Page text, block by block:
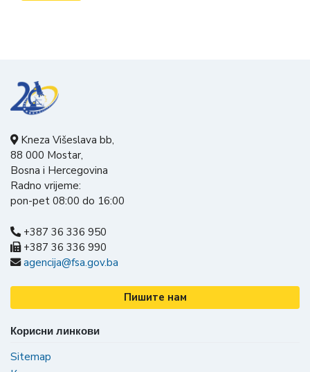
Kneza Višeslava bb,
88 000 Mostar,
Bosna i Hercegovina
Radno vrijeme:
pon-pet 08:00 do 16:00
+387 36 336 950
+387 36 336 990
agencija@fsa.gov.ba
Пишите нам
Корисни линкови
Sitemap